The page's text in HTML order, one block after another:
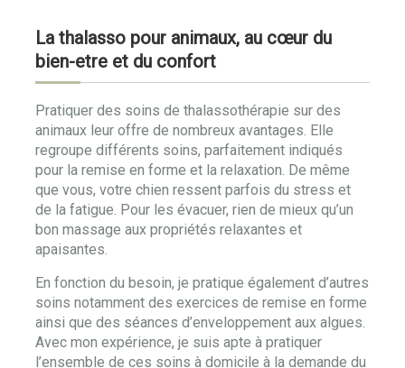
La thalasso pour animaux, au cœur du
bien-etre et du confort
Pratiquer des soins de thalassothérapie sur des
animaux leur offre de nombreux avantages. Elle
regroupe différents soins, parfaitement indiqués
pour la remise en forme et la relaxation. De même
que vous, votre chien ressent parfois du stress et
de la fatigue. Pour les évacuer, rien de mieux qu’un
bon massage aux propriétés relaxantes et
apaisantes.
En fonction du besoin, je pratique également d’autres
soins notamment des exercices de remise en forme
ainsi que des séances d’enveloppement aux algues.
Avec mon expérience, je suis apte à pratiquer
l’ensemble de ces soins à domicile à la demande du